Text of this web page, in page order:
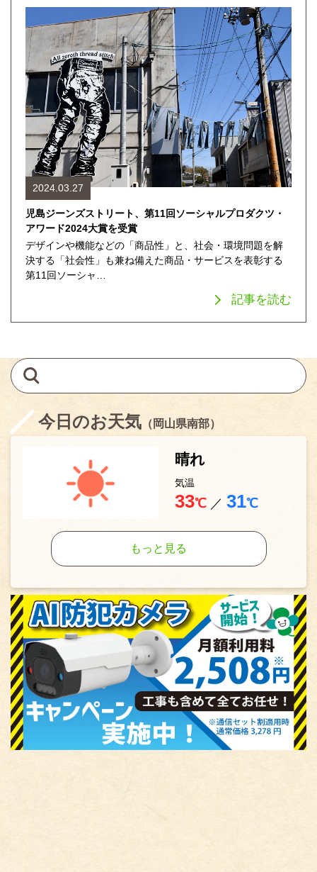
2024.03.27
児島ジーンズストリート、第11回ソーシャルプロダクツ・
アワード2024大賞を受賞
デザインや機能などの「商品性」と、社会・環境問題を解
決する「社会性」も兼ね備えた商品・サービスを表彰する
第11回ソーシャ…
記事を読む
今日のお天気 （岡山県南部）
晴れ
気温
33℃ ／ 31℃
もっと見る